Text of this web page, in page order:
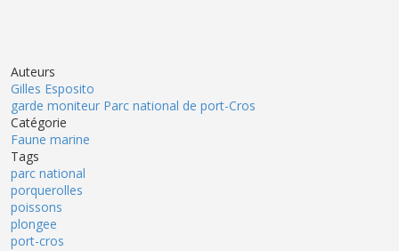
Auteurs
Gilles Esposito
garde moniteur Parc national de port-Cros
Catégorie
Faune marine
Tags
parc national
porquerolles
poissons
plongee
port-cros